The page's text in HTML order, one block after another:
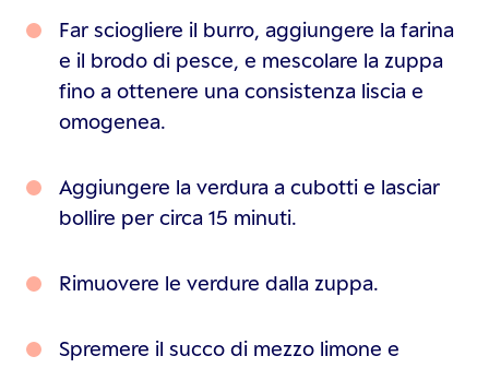
Far sciogliere il burro, aggiungere la farina
e il brodo di pesce, e mescolare la zuppa
fino a ottenere una consistenza liscia e
omogenea.
Aggiungere la verdura a cubotti e lasciar
bollire per circa 15 minuti.
Rimuovere le verdure dalla zuppa.
Spremere il succo di mezzo limone e